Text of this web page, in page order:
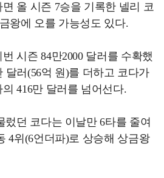
올 시즌 7승을 기록한 넬리 코
왕에 오를 가능성도 있다.
시즌 84만2000 달러를 수확했
달러(56억 원)를 더하고 코다가
416만 달러를 넘어선다.
렀던 코다는 이날만 6타를 줄여
4위(6언더파)로 상승해 상금왕